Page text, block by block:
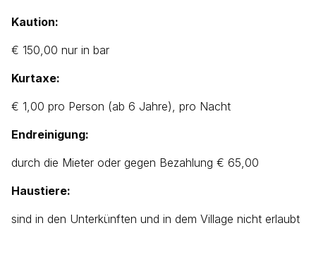
Kaution:
€ 150,00 nur in bar
Kurtaxe:
€ 1,00 pro Person (ab 6 Jahre), pro Nacht
Endreinigung:
durch die Mieter oder gegen Bezahlung € 65,00
Haustiere:
sind in den Unterkünften und in dem Village nicht erlaubt